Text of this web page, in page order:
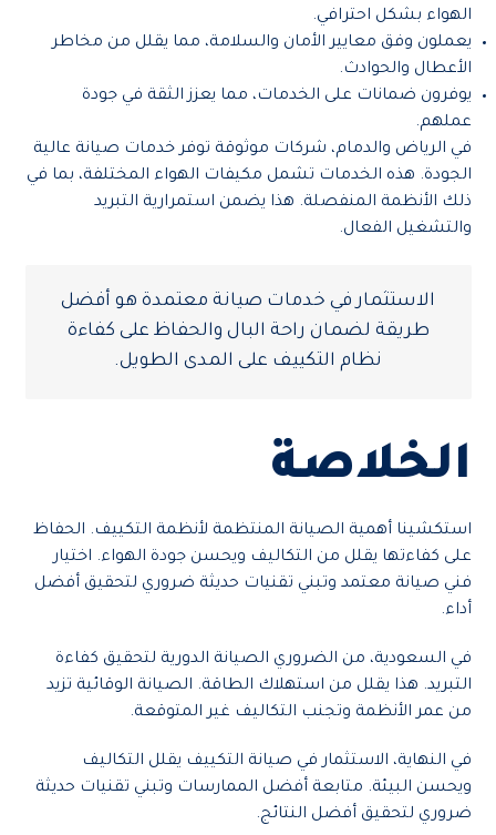
الهواء بشكل احترافي.
يعملون وفق معايير الأمان والسلامة، مما يقلل من مخاطر
الأعطال والحوادث.
يوفرون ضمانات على الخدمات، مما يعزز الثقة في جودة
عملهم.
في الرياض والدمام، شركات موثوقة توفر خدمات صيانة عالية
الجودة. هذه الخدمات تشمل مكيفات الهواء المختلفة، بما في
ذلك الأنظمة المنفصلة. هذا يضمن استمرارية التبريد
والتشغيل الفعال.
الاستثمار في خدمات صيانة معتمدة هو أفضل
طريقة لضمان راحة البال والحفاظ على كفاءة
نظام التكييف على المدى الطويل.
الخلاصة
استكشينا أهمية الصيانة المنتظمة لأنظمة التكييف. الحفاظ
على كفاءتها يقلل من التكاليف ويحسن جودة الهواء. اختيار
فني صيانة معتمد وتبني تقنيات حديثة ضروري لتحقيق أفضل
أداء.
في السعودية، من الضروري الصيانة الدورية لتحقيق كفاءة
التبريد. هذا يقلل من استهلاك الطاقة. الصيانة الوقائية تزيد
من عمر الأنظمة وتجنب التكاليف غير المتوقعة.
في النهاية، الاستثمار في صيانة التكييف يقلل التكاليف
ويحسن البيئة. متابعة أفضل الممارسات وتبني تقنيات حديثة
ضروري لتحقيق أفضل النتائج.